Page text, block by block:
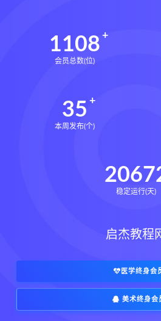
1108
会员总数(位)
35
本周发布(个)
稳定运行(天)
启杰教程
医学终身会
美术终身会